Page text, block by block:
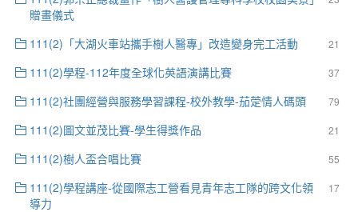
贈畫儀式
21
111(2)「大湖火車站攜手樹人醫專」改造變身完工活動
37
111(2)學程-112年度全球化英語演講比賽
79
111(2)社團經營與服務學習課程-校外教學-茄萣情人碼頭
21
111(2)圖文並茂比賽-學生得獎作品
55
111(2)樹人盃合唱比賽
17
111(2)學程講座-從國際志工營看見青年志工隊的跨文化領
導力